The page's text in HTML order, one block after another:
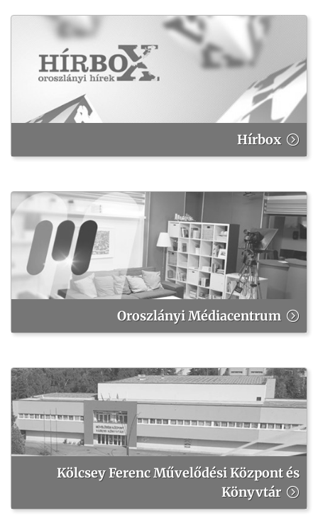
Hírbox
Oroszlányi Médiacentrum
Kölcsey Ferenc Művelődési Központ és
Könyvtár